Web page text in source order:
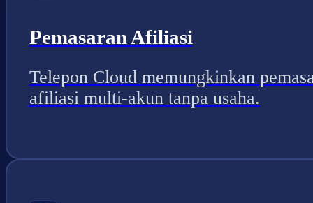
Pemasaran Afiliasi
Telepon Cloud memungkinkan
afiliasi multi-akun tanpa usaha.